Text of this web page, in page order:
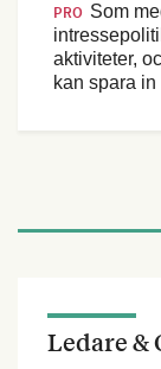
PRO Som
aktiviteter,
kan spara
Ledare &